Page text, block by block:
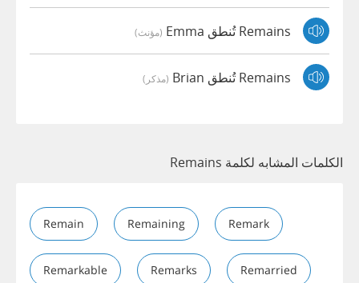
Remains تُنطق Emma (مؤنث)
Remains تُنطق Brian (مذكر)
الكلمات المشابه لكلمة Remains
Remain Remaining Remark
Remarkable Remarks Remarried